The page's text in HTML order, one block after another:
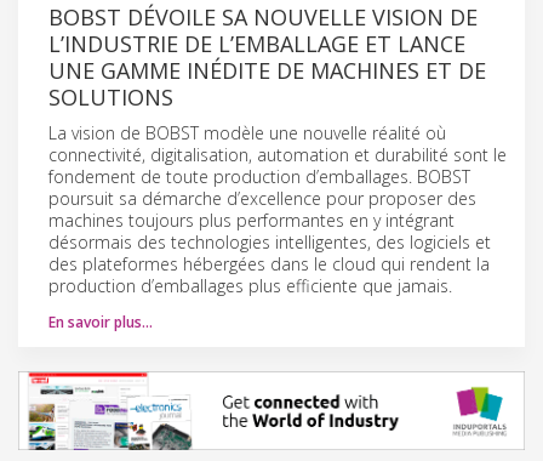
BOBST DÉVOILE SA NOUVELLE VISION DE
L’INDUSTRIE DE L’EMBALLAGE ET LANCE
UNE GAMME INÉDITE DE MACHINES ET DE
SOLUTIONS
La vision de BOBST modèle une nouvelle réalité où
connectivité, digitalisation, automation et durabilité sont le
fondement de toute production d’emballages. BOBST
poursuit sa démarche d’excellence pour proposer des
machines toujours plus performantes en y intégrant
désormais des technologies intelligentes, des logiciels et
des plateformes hébergées dans le cloud qui rendent la
production d’emballages plus efficiente que jamais.
En savoir plus…